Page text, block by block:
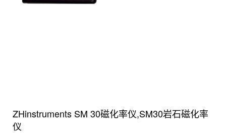
ZHinstruments SM 30磁化率仪,SM30岩石磁化率
仪